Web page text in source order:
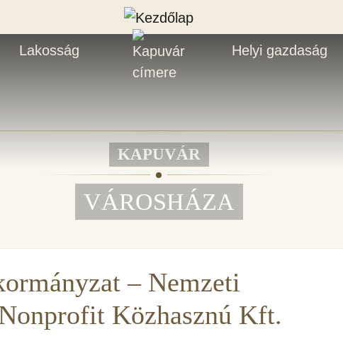
Lakosság Helyi gazdaság
KAPUVÁR
VÁROSHÁZA
– Nemzeti
Közhasznú Kft.